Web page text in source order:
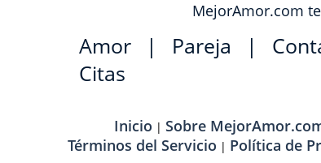
MejorAmor.com
Amor | Pareja |
Citas
Inicio | Sobre
Términos del Servicio | Política de